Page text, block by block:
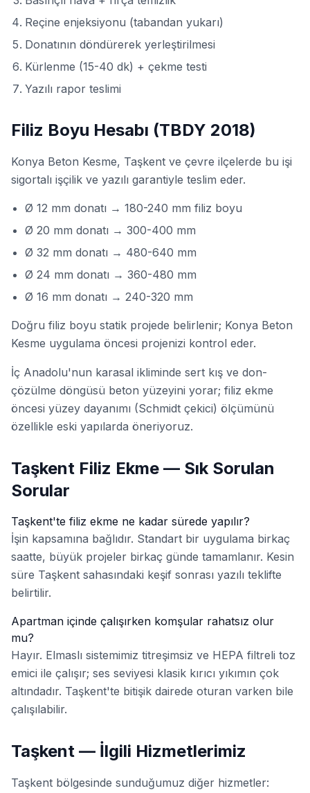
Reçine enjeksiyonu (tabandan yukarı)
Donatının döndürerek yerleştirilmesi
Kürlenme (15-40 dk) + çekme testi
Yazılı rapor teslimi
Filiz Boyu Hesabı (TBDY 2018)
Konya Beton Kesme, Taşkent ve çevre ilçelerde bu işi
sigortalı işçilik ve yazılı garantiyle teslim eder.
Ø 12 mm donatı → 180-240 mm filiz boyu
Ø 20 mm donatı → 300-400 mm
Ø 32 mm donatı → 480-640 mm
Ø 24 mm donatı → 360-480 mm
Ø 16 mm donatı → 240-320 mm
Doğru filiz boyu statik projede belirlenir; Konya Beton
Kesme uygulama öncesi projenizi kontrol eder.
İç Anadolu'nun karasal ikliminde sert kış ve don-
çözülme döngüsü beton yüzeyini yorar; filiz ekme
öncesi yüzey dayanımı (Schmidt çekici) ölçümünü
özellikle eski yapılarda öneriyoruz.
Taşkent Filiz Ekme — Sık Sorulan
Sorular
Taşkent'te filiz ekme ne kadar sürede yapılır?
İşin kapsamına bağlıdır. Standart bir uygulama birkaç
saatte, büyük projeler birkaç günde tamamlanır. Kesin
süre Taşkent sahasındaki keşif sonrası yazılı teklifte
belirtilir.
Apartman içinde çalışırken komşular rahatsız olur
mu?
Hayır. Elmaslı sistemimiz titreşimsiz ve HEPA filtreli toz
emici ile çalışır; ses seviyesi klasik kırıcı yıkımın çok
altındadır. Taşkent'te bitişik dairede oturan varken bile
çalışılabilir.
Taşkent — İlgili Hizmetlerimiz
Taşkent bölgesinde sunduğumuz diğer hizmetler: